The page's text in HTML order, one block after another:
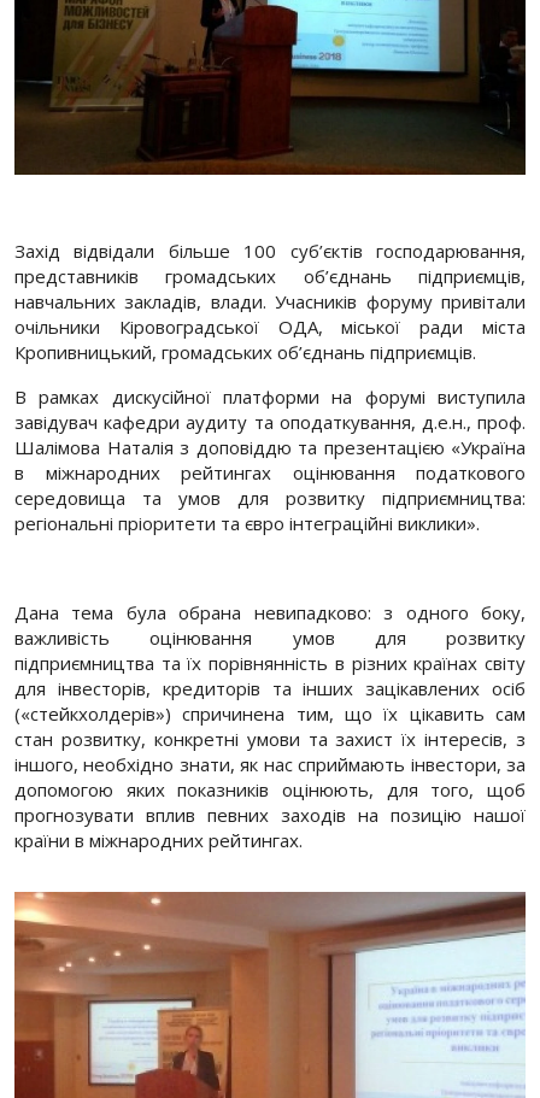
Захід відвідали більше 100 суб’єктів господарювання,
представників громадських об’єднань підприємців,
навчальних закладів, влади. Учасникiв форуму привiтали
очільники Кiровоградської ОДА, міської ради міста
Кропивницький, громадських об’єднань підприємців.
В рамках дискусійної платформи на форумі виступила
завідувач кафедри аудиту та оподаткування, д.е.н., проф.
Шалімова Наталія з доповіддю та презентацією «Україна
в міжнародних рейтингах оцінювання податкового
середовища та умов для розвитку підприємництва:
регіональні пріоритети та євро інтеграційні виклики».
Дана тема була обрана невипадково: з одного боку,
важливість оцінювання умов для розвитку
підприємництва та їх порівнянність в різних країнах світу
для інвесторів, кредиторів та інших зацікавлених осіб
(«стейкхолдерів») спричинена тим, що їх цікавить сам
стан розвитку, конкретні умови та захист їх інтересів, з
іншого, необхідно знати, як нас сприймають інвестори, за
допомогою яких показників оцінюють, для того, щоб
прогнозувати вплив певних заходів на позицію нашої
країни в міжнародних рейтингах.